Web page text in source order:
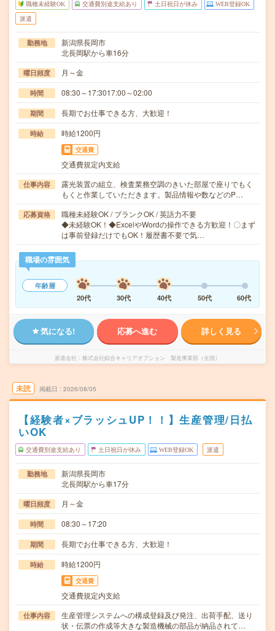
職種未経験OK 交通費別途支給あり 土日祝日が休み WEB登録OK
派遣
勤務地
新潟県長岡市
北長岡駅から車16分
曜日頻度 月～金
時間 08:30～17:3017:00～02:00
期間 長期でお仕事できる方、大歓迎！
時給 時給1200円
交通費
交通費規定内支給
仕事内容
露光装置の組立、検査業務空調のきいた部屋で座りでもく
もくと作業していただきます。製品情報や数などのP…
応募資格
職種未経験OK / ブランクOK / 英語力不要
◆未経験OK！◆ExcelやWordの操作できる方歓迎！〇まず
は事前登録だけでもOK！履歴書不要で気…
職場の雰囲気
年齢層
20代
30代 40代 50代 60代
気になる! 応募へ進む 詳しく見る
派遣会社 株式会社綜合キャリアオプション 製造事業部（全国）
未読 掲載日 2026/08/05
【経験者×ブラッシュUP！！】生産管理/日払
いOK
交通費別途支給あり 土日祝日が休み WEB登録OK 派遣
勤務地
新潟県長岡市
北長岡駅から車17分
曜日頻度 月～金
時間 08:30～17:20
期間 長期でお仕事できる方、大歓迎！
時給 時給1200円
交通費
交通費規定内支給
仕事内容
生産管理システムへの構成登録及び発注、出荷手配、送り
状・伝票の作成等大きな製造機械の部品が納品されて…